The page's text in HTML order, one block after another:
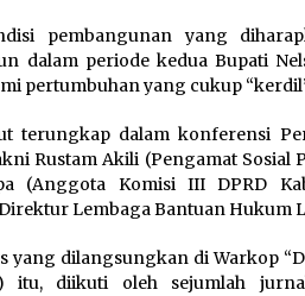
pembangunan yang
dalam periode kedua Bupati
pertumbuhan yang cukup
terungkap dalam konferensi
Rustam Akili (Pengamat Sosial
(Anggota Komisi III DPRD
Lembaga Bantuan Hukum
yang dilangsungkan di Warkop
itu, diikuti oleh sejumlah